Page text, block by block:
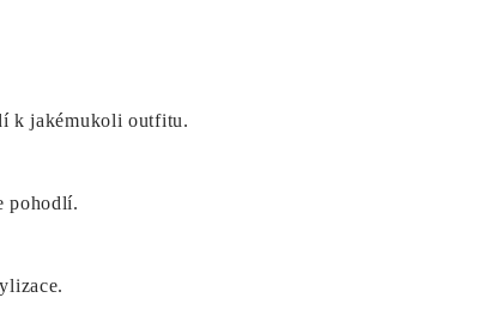
k jakémukoli outfitu.
pohodlí.